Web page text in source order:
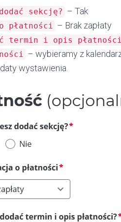
sekcję? – Tak
płatności – Brak zapłaty
termin i opis
– wybieramy z
wystawienia.